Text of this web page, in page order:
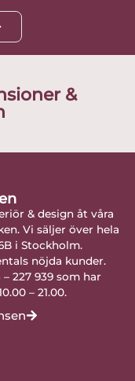
&
& design åt våra
Vi säljer över hela
i Stockholm.
nöjda kunder.
227 939 som har
– 21.00.